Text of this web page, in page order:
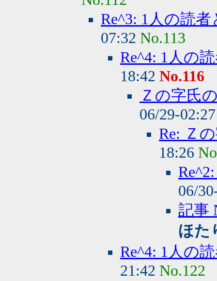
Re^3: 1人の読
07:32 No.113
Re^4: 1人の
18:42 No.116
Ｚの字氏
06/29-
Re: Ｚ
18:26
06/
記事
ほた
Re^4: 1人の
21:42 No.122